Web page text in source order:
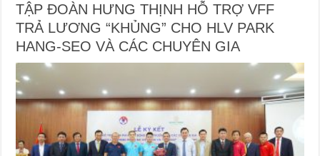
TẬP ĐOÀN HƯNG THỊNH HỖ TRỢ VFF
TRẢ LƯƠNG “KHỦNG” CHO HLV PARK
HANG-SEO VÀ CÁC CHUYÊN GIA